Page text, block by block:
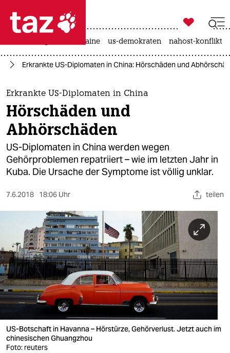
 taz zahl ich
taz zahl ich
themen
politik
öko
gesellschaft
sport
berlin
nord
wahrheit
verlag
verlag
veranstaltungen

taz zahl ich
krieg in der ukraine us-demokraten nahost-konflikt
Erkrankte US-Diplomaten in China: Hörschäden und
Erkrankte US-Diplomaten in China
Hörschäden und
Abhörschäden
US-Diplomaten in China werden wegen
Gehörproblemen repatriiert – wie im letzten Jahr in
Kuba. Die Ursache der Symptome ist völlig unklar.
7.6.2018 18:06 Uhr teilen
US-Botschaft in Havanna – Hörstürze, Gehörverlust. Jetzt auch im
chinesischen Ghuangzhou
Foto: reuters